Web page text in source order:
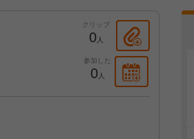
クリップ
0人
参加した
0人